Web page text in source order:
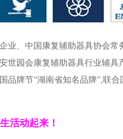
业、中国康复辅助器具协会
世园会康复辅助器具行业辅
牌节“湖南省知名品牌”,联合
活动起来！